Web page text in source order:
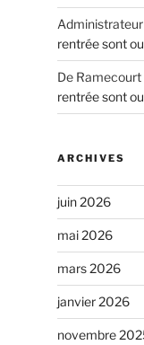
Administrateur
rentrée sont
De Ramecourt
rentrée sont
ARCHIVES
juin 2026
mai 2026
mars 2026
janvier 2026
novembre